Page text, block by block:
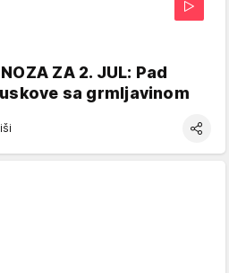
ZA 2. JUL: Pad
sa grmljavinom